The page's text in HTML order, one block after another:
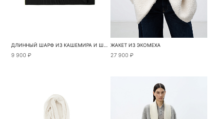
ДЛИННЫЙ ШАРФ ИЗ КАШЕМИРА И ШЕРСТИ
9 900 ₽
ЖАКЕТ ИЗ ЭКОМЕХА
27 900 ₽